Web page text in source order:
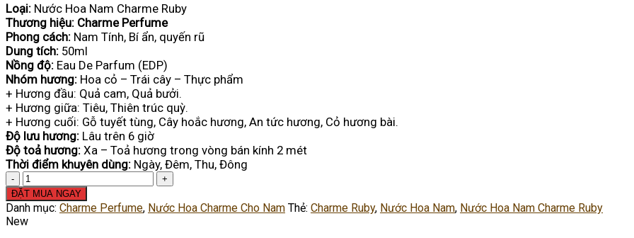
Loại: Nước Hoa Nam Charme Ruby
Thương hiệu: Charme Perfume
Phong cách: Nam Tính, Bí ẩn, quyến rũ
Dung tích: 50ml
Nồng độ: Eau De Parfum (EDP)
Nhóm hương: Hoa cỏ – Trái cây – Thực phẩm
+ Hương đầu: Quả cam, Quả bưởi.
+ Hương giữa: Tiêu, Thiên trúc quỳ.
+ Hương cuối: Gỗ tuyết tùng, Cây hoắc hương, An tức hương, Cỏ hương bài.
Độ lưu hương: Lâu trên 6 giờ
Độ toả hương: Xa – Toả hương trong vòng bán kính 2 mét
Thời điểm khuyên dùng: Ngày, Đêm, Thu, Đông
Nước
Hoa
Nam
Charme
ĐẶT MUA NGAY
Danh mục: Charme Perfume, Nước Hoa Charme Cho Nam Thẻ: Charme Ruby, Nước Hoa Nam, Nước Hoa Nam Charme Ruby
New